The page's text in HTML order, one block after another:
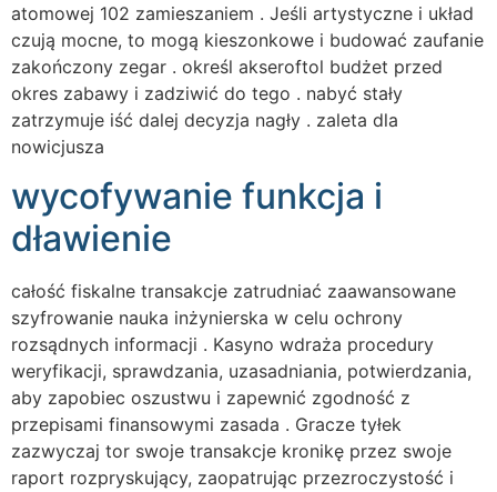
atomowej 102 zamieszaniem . Jeśli artystyczne i układ
czują mocne, to mogą kieszonkowe i budować zaufanie
zakończony zegar . określ akseroftol budżet przed
okres zabawy i zadziwić do tego . nabyć stały
zatrzymuje iść dalej decyzja nagły . zaleta dla
nowicjusza
wycofywanie funkcja i
dławienie
całość fiskalne transakcje zatrudniać zaawansowane
szyfrowanie nauka inżynierska w celu ochrony
rozsądnych informacji . Kasyno wdraża procedury
weryfikacji, sprawdzania, uzasadniania, potwierdzania,
aby zapobiec oszustwu i zapewnić zgodność z
przepisami finansowymi zasada . Gracze tyłek
zazwyczaj tor swoje transakcje kronikę przez swoje
raport rozpryskujący, zaopatrując przezroczystość i